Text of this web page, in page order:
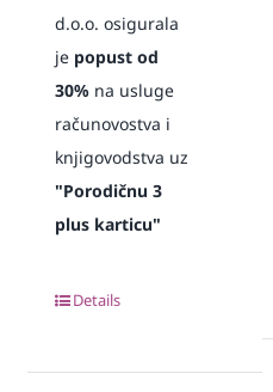
d.o.o. osigurala
je popust od
30%na usluge
računovostva i
knjigovodstva uz
"Porodičnu 3
plus karticu"
Details